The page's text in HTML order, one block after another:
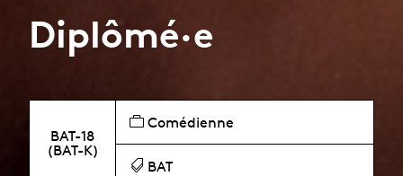
Diplômé·e
BAT-18
(BAT-K)
Comédienne
BAT